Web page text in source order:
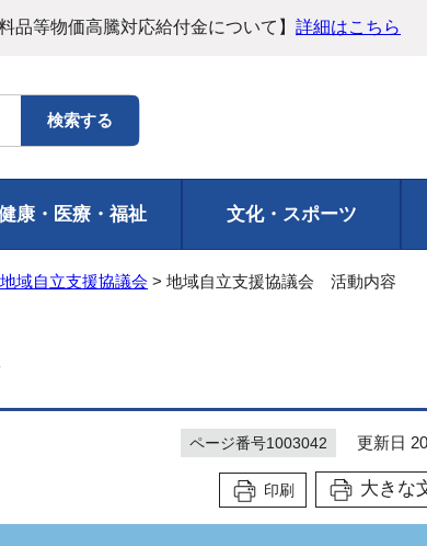
料品等物価高騰対応給付金について】 詳細はこちら
康・医療・福祉 文化・スポーツ
地域自立支援協議会 > 地域自立支援協議会 活動内容
ページ番号1003042 更新日
印刷 大きな